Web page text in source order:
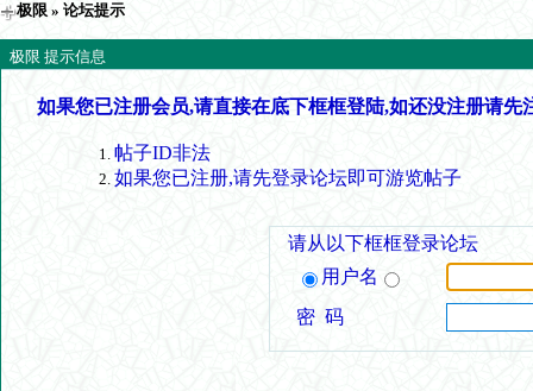
极限 » 论坛提示
极限 提示信息
如果您已注册会员,请直接在底下框框登陆,如还没注册请先
帖子ID非法
如果您已注册,请先登录论坛即可游览帖子
请从以下框框登录论坛
用户名
密 码